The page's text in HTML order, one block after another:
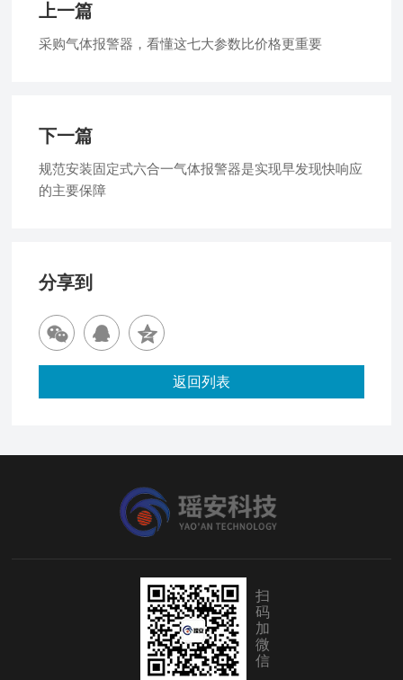
上一篇
采购气体报警器，看懂这七大参数比价格更重要
下一篇
规范安装固定式六合一气体报警器是实现早发现快响应
的主要保障
分享到
返回列表
扫
码
加
微
信